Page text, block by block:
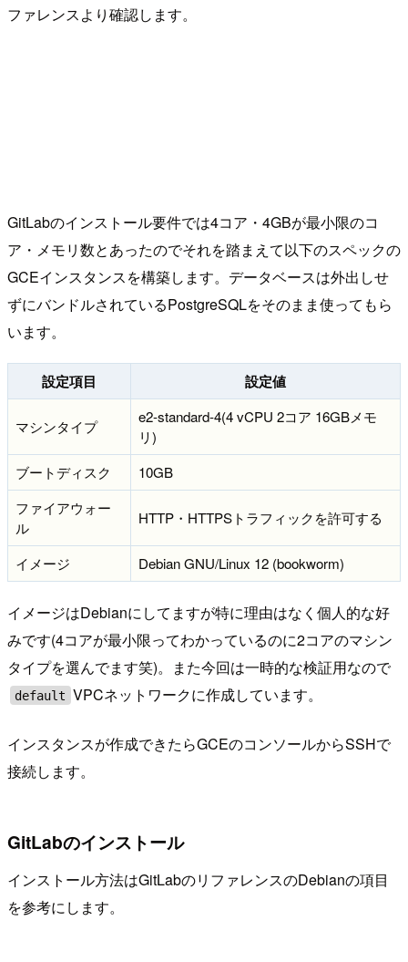
ファレンスより確認します。
GitLabのインストール要件では4コア・4GBが最小限のコ
ア・メモリ数とあったのでそれを踏まえて以下のスペックの
GCEインスタンスを構築します。データベースは外出しせ
ずにバンドルされているPostgreSQLをそのまま使ってもら
います。
設定項目 設定値
マシンタイプ
e2-standard-4(4 vCPU 2コア 16GBメモ
リ)
ブートディスク
10GB
ファイアウォー
ル
HTTP・HTTPSトラフィックを許可する
イメージ Debian GNU/Linux 12 (bookworm)
イメージはDebianにしてますが特に理由はなく個人的な好
みです(4コアが最小限ってわかっているのに2コアのマシン
タイプを選んでます笑)。また今回は一時的な検証用なので
default VPCネットワークに作成しています。
インスタンスが作成できたらGCEのコンソールからSSHで
接続します。
GitLabのインストール
インストール方法はGitLabのリファレンスのDebianの項目
を参考にします。